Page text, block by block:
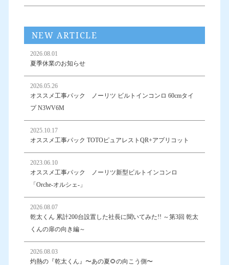
NEW ARTICLE
2026.08.01
夏季休業のお知らせ
2026.05.26
オススメ工事パック ノーリツ ビルトインコンロ 60cmタイ
プ N3WV6M
2025.10.17
オススメ工事パック TOTOピュアレストQR+アプリコット
2023.06.10
オススメ工事パック ノーリツ新型ビルトインコンロ
「Orche-オルシェ-」
2026.08.07
乾太くん 累計200台設置した社長に聞いてみた!! ～第3回 乾太
くんの扉の向き編～
2026.08.03
灼熱の『乾太くん』〜あの夏🌻の向こう側〜